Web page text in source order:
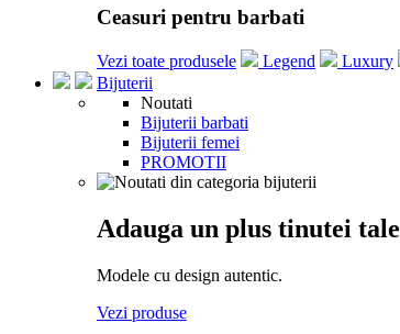
Ceasuri pentru barbati
Vezi toate produsele Legend Luxury
Bijuterii
Noutati
Bijuterii barbati
Bijuterii femei
PROMOTII
Adauga un plus tinutei tale
Modele cu design autentic.
Vezi produse